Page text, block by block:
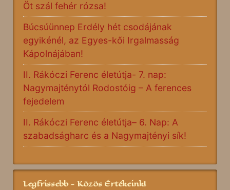
Öt szál fehér rózsa!
Búcsúünnep Erdély hét csodájának
egyikénél, az Egyes-kői Irgalmasság
Kápolnájában!
II. Rákóczi Ferenc életútja- 7. nap:
Nagymajténytól Rodostóig – A ferences
fejedelem
II. Rákóczi Ferenc életútja– 6. Nap: A
szabadságharc és a Nagymajtényi sík!
Legfrissebb - Közös Értékeink!